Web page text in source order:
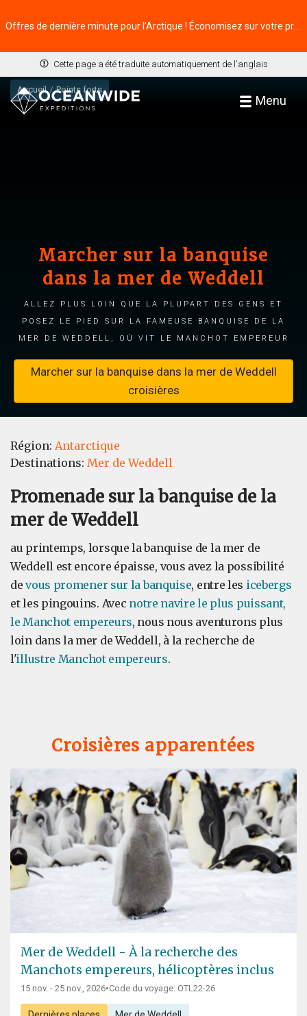
Cette page a été traduite automatiquement de l'anglais
Menu
Accueil Points forts
Marcher sur la banquise
dans la mer de Weddell
Allez plus loin que la plupart des gens et
posez le pied sur la fameuse banquise de la
mer de Weddell, où vit le manchot empereur
Marcher sur la banquise dans la mer de Weddell
croisières
Région: Antarctique
Destinations: Mer de Weddell
Promenade sur la banquise de la
mer de Weddell
au printemps, lorsque la banquise de la mer de
Weddell est encore épaisse, vous avez la possibilité
devous promener sur la banquise, entre les icebergs
et les pingouins. Avec notre navire le plus puissant,
le Manchot empereurs, nous nous aventurons plus
loin dans la mer de Weddell, à la recherche de
l'illustre Manchot empereurs.
Croisières apparentées
Mer de Weddell - À la recherche des
Manchots empereurs, hélicoptères inclus
15 nov. - 25 nov., 2026•Code du voyage: OTL22-26